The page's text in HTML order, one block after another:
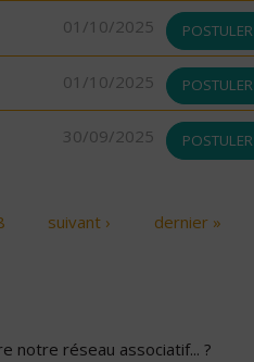
01/10/2025 POSTULER
01/10/2025 POSTULER
30/09/2025 POSTULER
suivant › dernier »
notre réseau associatif... ?